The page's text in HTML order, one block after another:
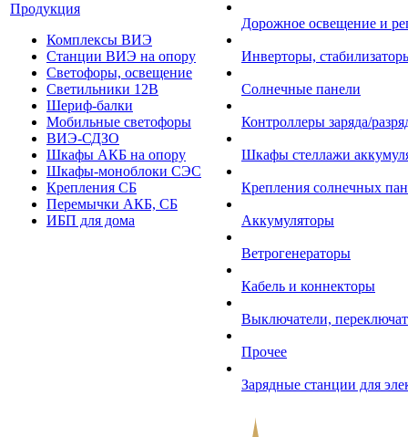
Продукция
Комплексы ВИЭ
Станции ВИЭ на опору
Светофоры, освещение
Светильники 12В
Шериф-балки
Мобильные светофоры
ВИЭ-СДЗО
Шкафы АКБ на опору
Шкафы-моноблоки СЭС
Крепления СБ
Перемычки АКБ, СБ
ИБП для дома
Дорожное освещение и
Инверторы,
Солнечные панели
Контроллеры заряда/
Шкафы стеллажи
Крепления солнечных
Аккумуляторы
Ветрогенераторы
Кабель и коннекторы
Выключатели,
Прочее
Зарядные станции для